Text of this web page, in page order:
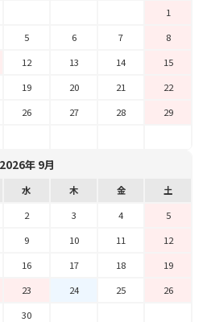
1
5 6 7
8
12 13 14
15
19 20 21
22
26 27 28
29
2026年 9月
水 木 金
土
2 3 4
5
9 10 11
12
16 17 18
19
23 24 25
26
30